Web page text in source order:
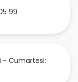
99
- Cumartesi: